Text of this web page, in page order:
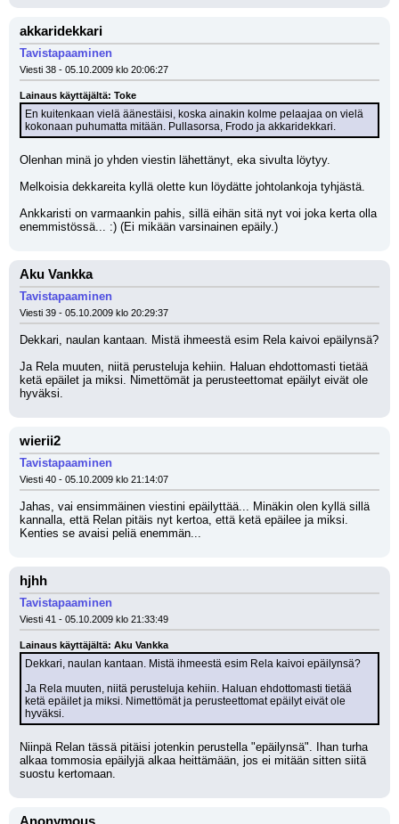
akkaridekkari
Tavistapaaminen
Viesti 38 - 05.10.2009 klo 20:06:27
Lainaus käyttäjältä: Toke
En kuitenkaan vielä äänestäisi, koska ainakin kolme pelaajaa on vielä
kokonaan puhumatta mitään. Pullasorsa, Frodo ja akkaridekkari.
Olenhan minä jo yhden viestin lähettänyt, eka sivulta löytyy.
Melkoisia dekkareita kyllä olette kun löydätte johtolankoja tyhjästä.
Ankkaristi on varmaankin pahis, sillä eihän sitä nyt voi joka kerta olla
enemmistössä... :) (Ei mikään varsinainen epäily.)
Aku Vankka
Tavistapaaminen
Viesti 39 - 05.10.2009 klo 20:29:37
Dekkari, naulan kantaan. Mistä ihmeestä esim Rela kaivoi epäilynsä?
Ja Rela muuten, niitä perusteluja kehiin. Haluan ehdottomasti tietää
ketä epäilet ja miksi. Nimettömät ja perusteettomat epäilyt eivät ole
hyväksi.
wierii2
Tavistapaaminen
Viesti 40 - 05.10.2009 klo 21:14:07
Jahas, vai ensimmäinen viestini epäilyttää... Minäkin olen kyllä sillä
kannalla, että Relan pitäis nyt kertoa, että ketä epäilee ja miksi.
Kenties se avaisi peliä enemmän...
hjhh
Tavistapaaminen
Viesti 41 - 05.10.2009 klo 21:33:49
Lainaus käyttäjältä: Aku Vankka
Dekkari, naulan kantaan. Mistä ihmeestä esim Rela kaivoi epäilynsä?
Ja Rela muuten, niitä perusteluja kehiin. Haluan ehdottomasti tietää
ketä epäilet ja miksi. Nimettömät ja perusteettomat epäilyt eivät ole
hyväksi.
Niinpä Relan tässä pitäisi jotenkin perustella "epäilynsä". Ihan turha
alkaa tommosia epäilyjä alkaa heittämään, jos ei mitään sitten siitä
suostu kertomaan.